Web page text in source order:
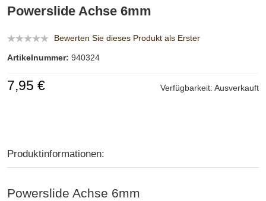
Powerslide Achse 6mm
Bewerten Sie dieses Produkt als Erster
Artikelnummer: 940324
Verfügbarkeit: Ausverkauft
7,95 €
Produktinformationen:
Powerslide Achse 6mm